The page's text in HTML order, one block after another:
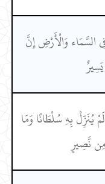
السَّمَاء وَالْأَرْضِ إِنَّ
يُنَزِّلْ بِهِ سُلْطَانًا وَمَا
نَّصِيرٍ